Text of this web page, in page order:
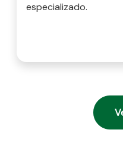
especializado.